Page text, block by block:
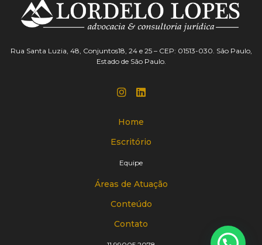
Rua Santa Luzia, 48, Conjuntos18, 24 e 25 – CEP: 01513-030. São Paulo,
Estado de São Paulo.
Home
Escritório
Equipe
Áreas de Atuação
Conteúdo
Contato